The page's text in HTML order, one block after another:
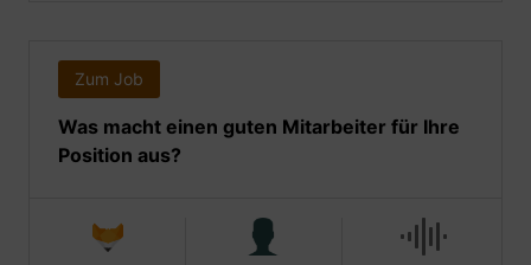
Zum Job
Was macht einen guten Mitarbeiter für Ihre
Position aus?